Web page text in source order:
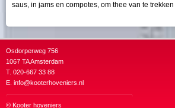
saus, in jams en compotes, om thee van te
Osdorperweg 756
1067 TA Amsterdam
T. 020-667 33 88
E. info@kooterhoveniers.nl
© Kooter hoveniers